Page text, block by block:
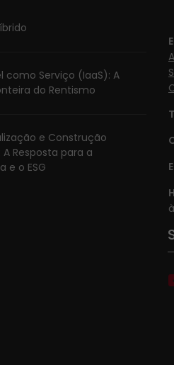
como Serviço (IaaS): A
do Rentismo
e Construção
A Resposta para a
e o ESG